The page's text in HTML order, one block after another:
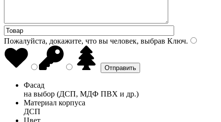
Пожалуйста, докажите, что вы человек, выбрав Ключ.
Фасад
на выбор (ДСП, МДФ ПВХ и др.)
Материал корпуса
ДСП
Цвет